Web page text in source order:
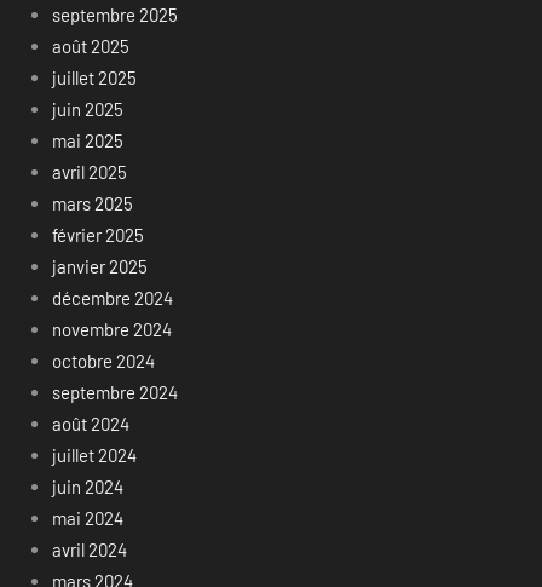
septembre 2025
août 2025
juillet 2025
juin 2025
mai 2025
avril 2025
mars 2025
février 2025
janvier 2025
décembre 2024
novembre 2024
octobre 2024
septembre 2024
août 2024
juillet 2024
juin 2024
mai 2024
avril 2024
mars 2024